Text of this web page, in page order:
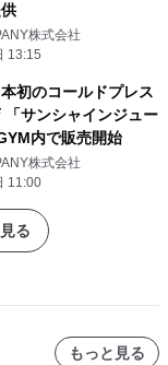
株式会社
13:15
初のコールドプレス
「サンシャインジュー
内で販売開始
株式会社
11:00
る
もっと見る